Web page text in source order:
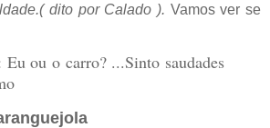
dito por Calado ). Vamos ver se
ou o carro? ...Sinto saudades